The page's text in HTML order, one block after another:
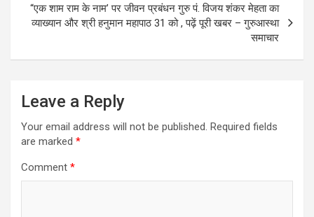
“एक शाम राम के नाम’ पर जीवन प्रबंधन गुरु पं. विजय शंकर मेहता का
व्याख्यान और श्री हनुमान महापाठ 31 को , पढ़ें पूरी खबर – गुरुआस्था
समाचार
Leave a Reply
Your email address will not be published. Required fields
are marked *
Comment *